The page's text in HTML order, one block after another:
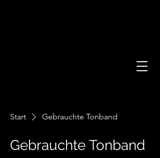
Start Gebrauchte Tonband
Gebrauchte Tonband